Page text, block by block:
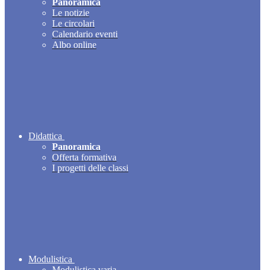
Panoramica
Le notizie
Le circolari
Calendario eventi
Albo online
Didattica
Panoramica
Offerta formativa
I progetti delle classi
Modulistica